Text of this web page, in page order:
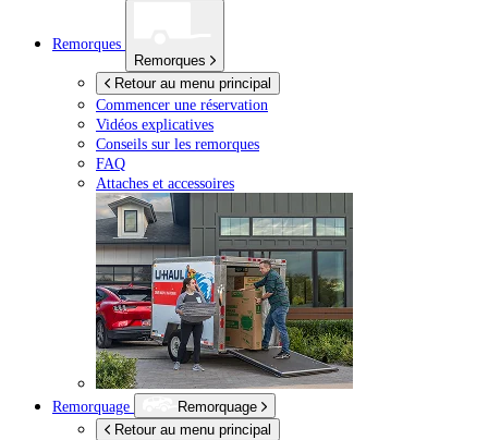
Remorques
Remorques
Retour au menu principal
Commencer une réservation
Vidéos explicatives
Conseils sur les remorques
FAQ
Attaches et accessoires
Remorquage
Remorquage
Retour au menu principal